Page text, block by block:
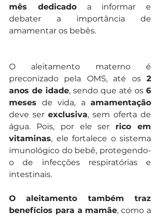
mês dedicado a informar e
debater a importância de
amamentar os bebês.
O aleitamento materno é
preconizado pela OMS, até os 2
anos de idade, sendo que até os 6
meses de vida, a amamentação
deve ser exclusiva, sem oferta de
água. Pois, por ele ser rico em
vitaminas, ele fortalece o sistema
imunológico do bebê, protegendo-
o de infecções respiratórias e
intestinais.
O
aleitamento também traz
benefícios para a mamãe, como a